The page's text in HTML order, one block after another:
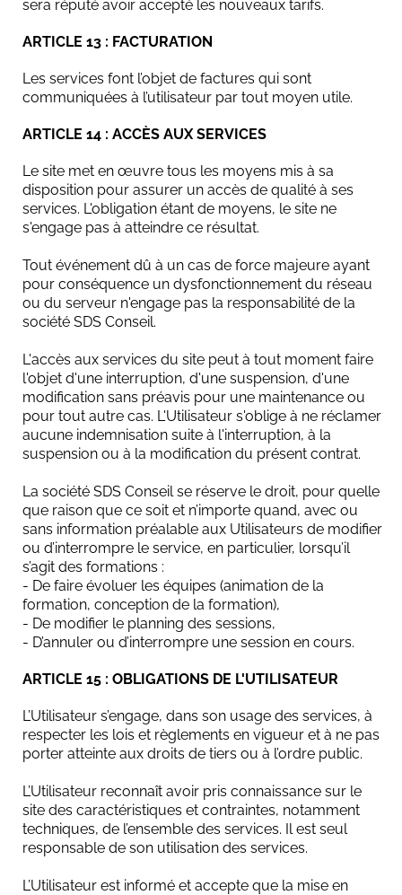
sera réputé avoir accepté les nouveaux tarifs.
ARTICLE 13 : FACTURATION
Les services font l’objet de factures qui sont
communiquées à l’utilisateur par tout moyen utile.
ARTICLE 14 : ACCÈS AUX SERVICES
Le site met en œuvre tous les moyens mis à sa
disposition pour assurer un accès de qualité à ses
services. L'obligation étant de moyens, le site ne
s'engage pas à atteindre ce résultat.
Tout événement dû à un cas de force majeure ayant
pour conséquence un dysfonctionnement du réseau
ou du serveur n'engage pas la responsabilité de la
société SDS Conseil.
L'accès aux services du site peut à tout moment faire
l'objet d'une interruption, d'une suspension, d'une
modification sans préavis pour une maintenance ou
pour tout autre cas. L'Utilisateur s'oblige à ne réclamer
aucune indemnisation suite à l'interruption, à la
suspension ou à la modification du présent contrat.
La société SDS Conseil se réserve le droit, pour quelle
que raison que ce soit et n’importe quand, avec ou
sans information préalable aux Utilisateurs de modifier
ou d’interrompre le service, en particulier, lorsqu’il
s’agit des formations :
- De faire évoluer les équipes (animation de la
formation, conception de la formation),
- De modifier le planning des sessions,
- D’annuler ou d’interrompre une session en cours.
ARTICLE 15 : OBLIGATIONS DE L'UTILISATEUR
L’Utilisateur s’engage, dans son usage des services, à
respecter les lois et règlements en vigueur et à ne pas
porter atteinte aux droits de tiers ou à l’ordre public.
L’Utilisateur reconnaît avoir pris connaissance sur le
site des caractéristiques et contraintes, notamment
techniques, de l’ensemble des services. Il est seul
responsable de son utilisation des services.
L’Utilisateur est informé et accepte que la mise en